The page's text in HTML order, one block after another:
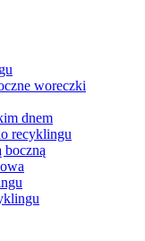
woreczki
dnem
recyklingu
boczną